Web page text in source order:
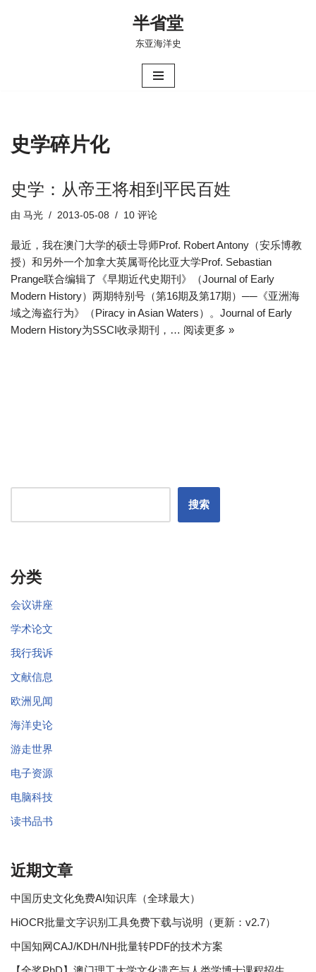
半省堂
东亚海洋史
史学碎片化
史学：从帝王将相到平民百姓
由 马光 2013-05-08 10 评论
最近，我在澳门大学的硕士导师Prof. Robert Antony（安乐博教
授）和另外一个加拿大英属哥伦比亚大学Prof. Sebastian
Prange联合编辑了《早期近代史期刊》（Journal of Early
Modern History）两期特别号（第16期及第17期）──《亚洲海
域之海盗行为》（Piracy in Asian Waters）。Journal of Early
Modern History为SSCI收录期刊，… 阅读更多 »
搜索
分类
会议讲座
学术论文
我行我诉
文献信息
欧洲见闻
海洋史论
游走世界
电子资源
电脑科技
读书品书
近期文章
中国历史文化免费AI知识库（全球最大）
HiOCR批量文字识别工具免费下载与说明（更新：v2.7）
中国知网CAJ/KDH/NH批量转PDF的技术方案